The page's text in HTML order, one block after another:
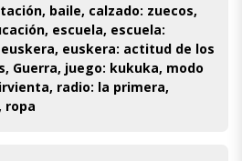
, baile, calzado: zuecos,
, escuela, escuela:
euskera, euskera: actitud de los
, Guerra, juego: kukuka, modo
, radio: la primera,
ropa